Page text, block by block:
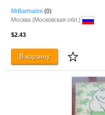
MrBarmalini (0)
Москва (Московская обл.)
$2.43
В корзину